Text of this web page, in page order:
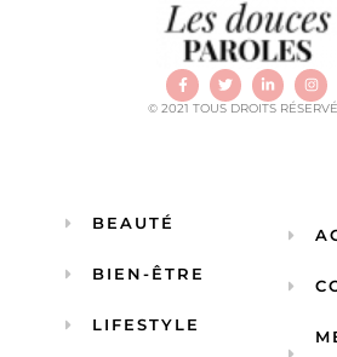
© 2021 TOUS DROITS
BEAUTÉ
BIEN-ÊTRE
LIFESTYLE